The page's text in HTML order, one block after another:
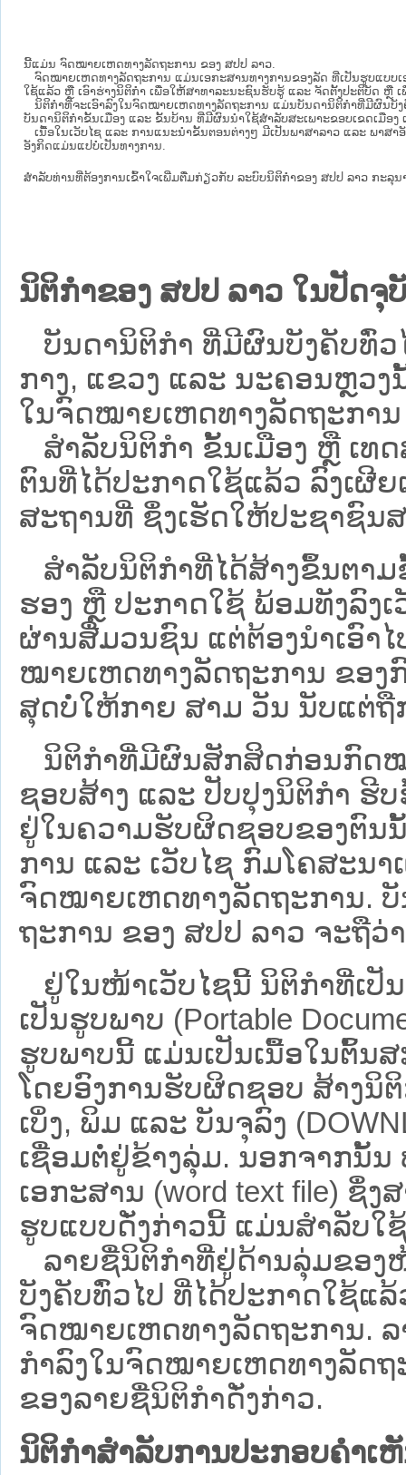
ນີ້ແມ່ນ ຈົດໝາຍເຫດທາງລັດຖະການ ຂອງ ສປປ ລາວ.
ຈົດໝາຍເຫດທາງລັດຖະການ ແມ່ນ​ເອ​ກະ​ສານ​ທາງ​ການ​ຂອງ​ລັດ ທີ່​ເປັນ​ຮູບ​ແບບ​
ໃຊ້ແລ້ວ ຫຼື ເອົາຮ່າງນິຕິກໍາ ເພື່ອໃຫ້​ສາ​ທາ​ລະ​ນະ​ຊົນ​ຮັບ​ຮູ້ ແລະ ຈັດ​ຕັ້ງ​ປະ​ຕິ​ບັດ ຫຼື
ນິ​ຕິ​ກຳ​ທີ່​ຈະ​ເອົາ​ລົງ​ໃນ​ຈົດ​ໝາຍ​ເຫດ​ທາງ​ລັດ​ຖະ​ການ ​ແມ່ນ​ບັນ​ດາ​ນິ​ຕິ​ກຳ​ທີ່​ມີ​ຜົນ​ບັ
ບັນ​ດານິ​ຕິ​ກຳ​ຂັ້ນ​ເມືອງ ແລະ ຂັ້ນ​ບ້ານ ​ທີ່​ມີ​ຜົນ​ນຳ​ໃຊ້​ສຳ​ລັບ​ສະ​ເພາະ​ຂອບ​ເຂດ​ເມືອງ
ເນື້ອໃນ​ເວັບ​ໄຊ​ ແລະ ການແນະນໍາຂັ້ນຕອນຕ່າງໆ ມີເປັນພາສາລາວ ແລະ ພາສ
ອັງກິດແມ່ນແປບໍ່ເປັນທາງການ.
ສໍາລັບທ່ານທີ່ຕ້ອງການເຂົ້າໃຈເພີ່ມຕື່ມກ່ຽວກັບ ລະບົບນິຕິກຳຂອງ ສປປ ລາວ ກະລຸນ
ນິຕິກຳຂອງ ສປປ ລາວ ໃນປັດ
ບັນດານິຕິກໍາ ທີ່ມີຜົນບັງຄັບທົ່
ກາງ, ແຂວງ ແລະ ນະຄອນຫຼວ
ໃນຈົດໝາຍເຫດທາງລັດຖະການ
ສຳລັບນິ​ຕິ​ກຳ ຂັ້ນເມືອງ ຫຼື ເທ
ຕົນທີ່ໄດ້ປະກາດໃຊ້ແລ້ວ ລົງ​ເຜີ
ສະຖານທີ່ ຊຶ່ງເຮັດໃຫ້ປະຊາຊົນສ
ສໍາລັບນິຕິກໍາທີ່ໄດ້ສ້າງຂຶ້ນຕາ
ຮອງ ຫຼື ປະກາດໃຊ້ ພ້ອມທັງລົງ
ຜ່ານສື່ມວນຊົນ ແຕ່ຕ້ອງນໍາເອົາ
ໝາຍ​ເຫດ​ທາງ​ລັດ​ຖະ​ການ​ ຂອ
ສຸດບໍ່ໃຫ້ກາຍ ສາມ ວັນ ນັບແຕ່ຖື
ນິ​ຕິ​ກຳ​ທີ່​ມີ​ຜົນ​ສັກ​ສິດ​ກ່ອນ​ກົດ​ໝ
ຊອບ​ສ້າງ ແລະ ປັບ​ປຸງນິ​ຕິ​ກຳ ຮີ
ຢູ່ໃນຄວາມຮັບຜິດຊອບຂອງຕົນ
ການ ແລະ ເວັບໄຊ​ ກົມໂຄສະນ
ຈົດໝາຍເຫດທາງລັດຖະການ.
ຖະ​ການ ຂອງ ສປ​ປ ລາວ ​ຈະຖື​
ຢູ່ໃນໜ້າ​ເວັບ​ໄຊ​ນີ້ ນິຕິກຳທີ່ເປັ
ເປັນຮູບພາບ (Portable
ຮູບພາບນີ້ ແມ່ນເປັນເນື້ອໃນຕົ້ນ
ໂດຍອົງການຮັບຜິດຊອບ ສ້າງນິ
ເບິ່ງ, ພິມ ແລະ ບັນຈຸລົງ
ເຊື່ອມຕໍ່ຢູ່ຂ້າງລຸ່ມ. ນອກຈາກນັ້ນ
ເອກະສານ (word text file) ຊຶ່
ຮູບແບບດັ່ງກ່າວນີ້ ແມ່ນສຳລັບໃ
ລາຍຊື່ນິຕິກຳທີ່ຢູ່ດ້ານລຸ່ມຂອງ
ບັງຄັບທົ່ວໄປ ທີ່ໄດ້ປະກາດໃຊ້ແ
ຈົດໝາຍເຫດທາງລັດຖະການ.
ກຳລົງໃນຈົດໝາຍເຫດທາງລັດ
ຂອງລາຍຊື່ນິຕິກໍາດັ່ງກ່າວ.
ນິຕິກຳສຳລັບການປະກອບຄຳເ